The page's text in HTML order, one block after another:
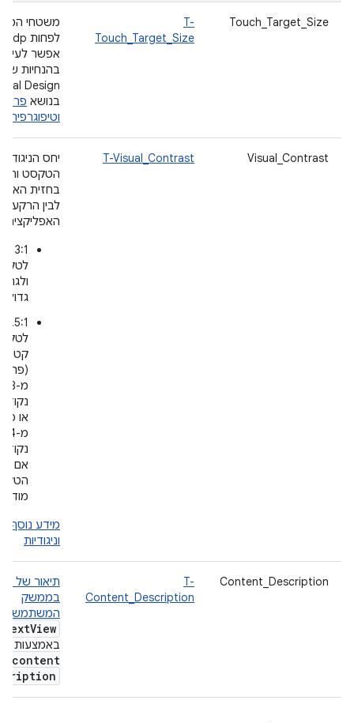
Touch_Target_Size
T-
Touch_Target_Size
משטחי
אפשר לעיין
בהנחיות של
Design
בנושא
וטיפוגרפיה
Visual_Contrast
T-Visual_Contrast
יחס
הטקסט
בחזית
לבין הרקע
האפליקציה
‫3:1
‫4.5:1
קטן
(פחות
מ-18
או
מ-14
אם
מידע נוסף
וניגודיות
Content_Description
T-
Content_Description
תיאור של
בממשק
המשתמש
TextView
באמצעות
content